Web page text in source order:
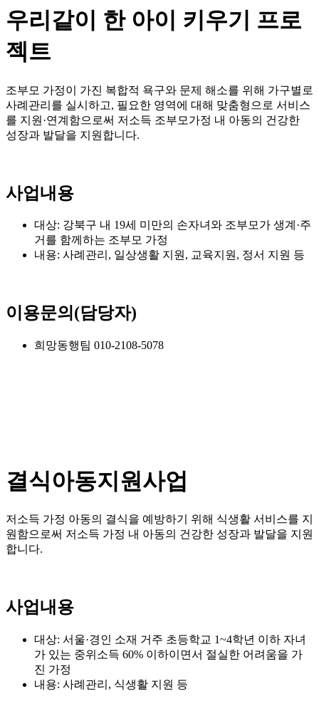
우리같이 한 아이 키우기 프로
젝트
조부모 가정이 가진 복합적 욕구와 문제 해소를 위해 가구별로
사례관리를 실시하고, 필요한 영역에 대해 맞춤형으로 서비스
를 지원·연계함으로써 저소득 조부모가정 내 아동의 건강한
성장과 발달을 지원합니다.
사업내용
대상: 강북구 내 19세 미만의 손자녀와 조부모가 생계·주
거를 함께하는 조부모 가정
내용: 사례관리, 일상생활 지원, 교육지원, 정서 지원 등
이용문의(담당자)
희망동행팀 010-2108-5078
결식아동지원사업
저소득 가정 아동의 결식을 예방하기 위해 식생활 서비스를 지
원함으로써 저소득 가정 내 아동의 건강한 성장과 발달을 지원
합니다.
사업내용
대상: 서울·경인 소재 거주 초등학교 1~4학년 이하 자녀
가 있는 중위소득 60% 이하이면서 절실한 어려움을 가
진 가정
내용: 사례관리, 식생활 지원 등